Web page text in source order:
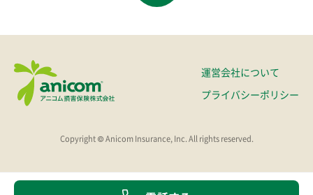
運営会社について
プライバシーポリシー
Copyright © Anicom Insurance, Inc. All rights reserved.